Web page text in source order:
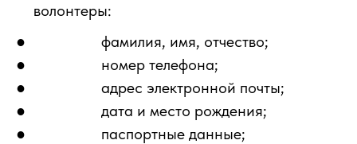
волонтеры:
● фамилия, имя, отчество;
● номер телефона;
● адрес электронной почты;
● дата и место рождения;
● паспортные данные;